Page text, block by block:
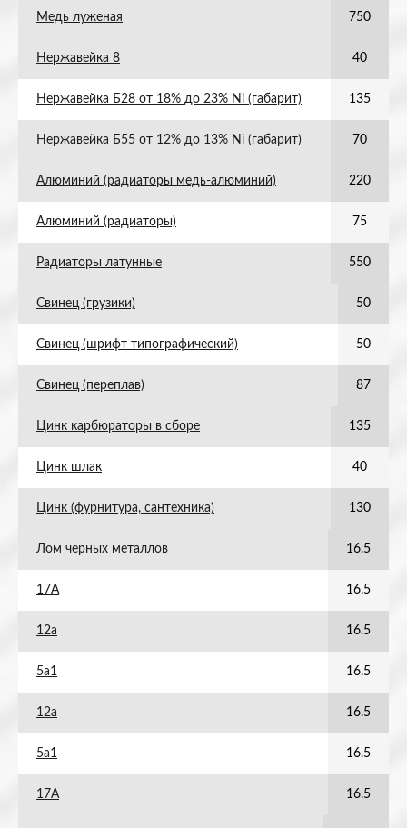
Медь луженая 750
Нержавейка 8 40
Нержавейка Б28 от 18% до 23% Ni (габарит) 135
Нержавейка Б55 от 12% до 13% Ni (габарит) 70
Алюминий (радиаторы медь-алюминий) 220
Алюминий (радиаторы) 75
Радиаторы латунные 550
Свинец (грузики) 50
Свинец (шрифт типографический) 50
Свинец (переплав) 87
Цинк карбюраторы в сборе 135
Цинк шлак 40
Цинк (фурнитура, сантехника) 130
Лом черных металлов 16.5
17А 16.5
12а 16.5
5а1 16.5
12а 16.5
5а1 16.5
17А 16.5